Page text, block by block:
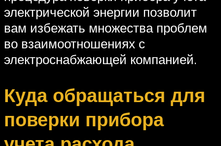
электрической энергии позволит
вам избежать множества проблем
во взаимоотношениях с
электроснабжающей компанией.
Куда обращаться для
поверки прибора